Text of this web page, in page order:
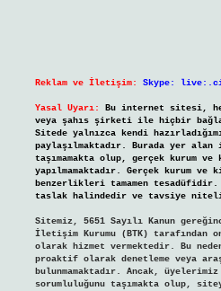
Reklam ve İletişim: Skype:
Yasal Uyarı:
Bu internet sitesi,
veya şahıs şirketi ile hiçbir
Sitede yalnızca kendi
paylaşılmaktadır. Burada yer
taşımamakta olup, gerçek kurum
yapılmamaktadır. Gerçek kurum
benzerlikleri tamamen
taslak halindedir ve tavsiye
Sitemiz, 5651 Sayılı Kanun
İletişim Kurumu (BTK) tarafından
olarak hizmet vermektedir. Bu
proaktif olarak denetleme veya
bulunmamaktadır. Ancak,
sorumluluğunu taşımakta olup,